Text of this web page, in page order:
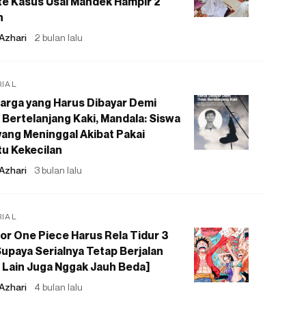
2 bulan lalu
yang Harus Dibayar Demi
Kaki, Mandala: Siswa
Meninggal Akibat Pakai
Kekecilan
3 bulan lalu
One Piece Harus Rela Tidur 3
Serialnya Tetap Berjalan
Lain Juga Nggak Jauh Beda]
4 bulan lalu